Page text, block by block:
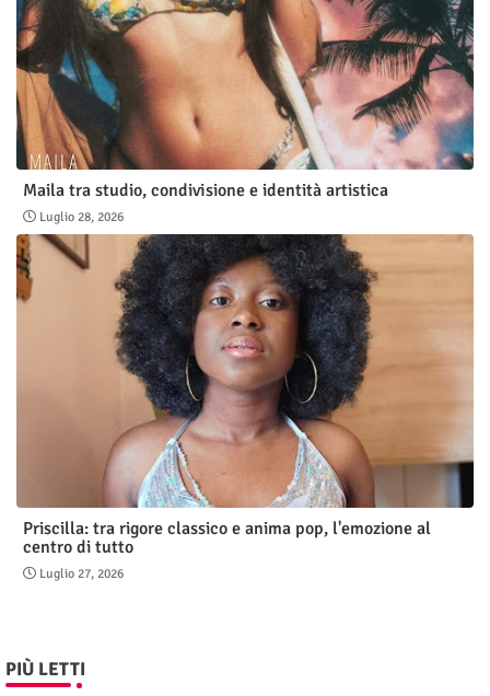
Maila tra studio, condivisione e identità artistica
Luglio 28, 2026
Priscilla: tra rigore classico e anima pop, l'emozione al
centro di tutto
Luglio 27, 2026
PIÙ LETTI